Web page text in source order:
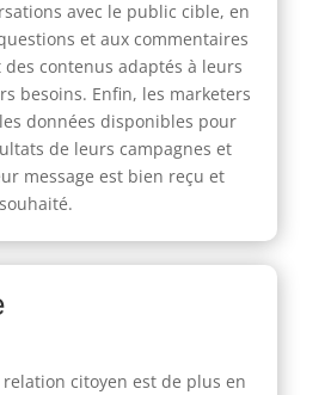
avec le public cible, en
et aux commentaires
contenus adaptés à leurs
besoins. Enfin, les marketers
données disponibles pour
de leurs campagnes et
message est bien reçu et
relation citoyen est de plus en